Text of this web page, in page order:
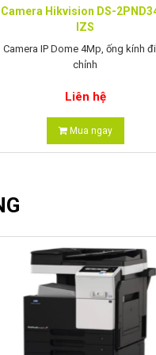
Camera Hikvision DS-
IZS
Camera IP Dome 4Mp, ống kính
chỉnh
CMOS;
Liên hệ
Mua ngay